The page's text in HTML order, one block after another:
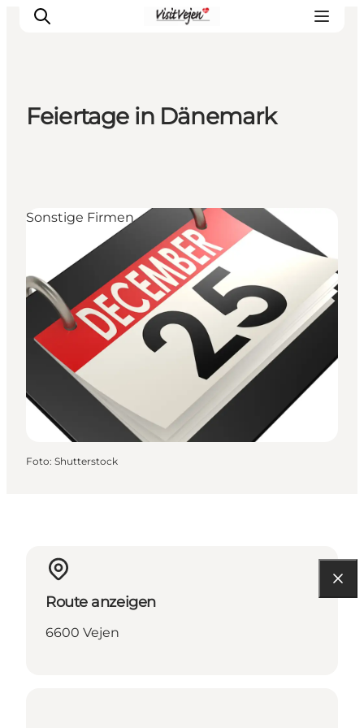
Events
Explore
Feiertage in Dänemark
Sonstige Firmen
Foto: Shutterstock
Route anzeigen
6600 Vejen